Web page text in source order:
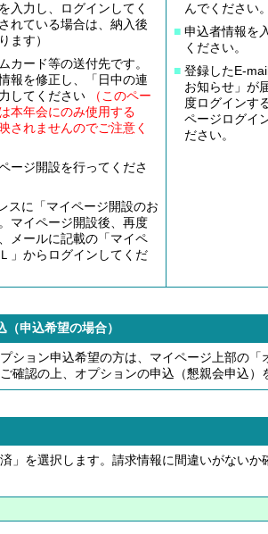
入力し、ログインしてく
れている場合は、納入後
ます）
カード等の送付先です。
報を修正し、「日中の連
してください
（このペー
本年会にのみ使用する
されませんのでご注意く
ージ開設を行ってくださ
スに「マイページ開設のお
マイページ開設後、再度
メールに記載の「マイペ
」からログインしてくだ
んでください。
■ 申込者情報を
ください。
■ 登録したE-
お知らせ」が
度ログインす
ページログイ
ださい。
申込希望の場合）
ション申込希望の方は、マイページ上部の「
確認の上、オプションの申込（懇親会申込）
」を選択します。請求情報に間違いがない